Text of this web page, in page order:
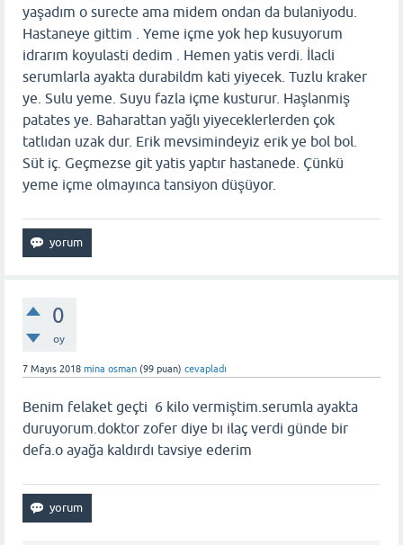
yaşadım o surecte ama midem ondan da bulaniyodu.
Hastaneye gittim . Yeme içme yok hep kusuyorum
idrarım koyulasti dedim . Hemen yatis verdi. İlacli
serumlarla ayakta durabildm kati yiyecek. Tuzlu kraker
ye. Sulu yeme. Suyu fazla içme kusturur. Haşlanmiş
patates ye. Baharattan yağlı yiyeceklerlerden çok
tatlıdan uzak dur. Erik mevsimindeyiz erik ye bol bol.
Süt iç. Geçmezse git yatis yaptır hastanede. Çünkü
yeme içme olmayınca tansiyon düşüyor.
0
oy
7 Mayıs 2018 mina osman (99 puan) cevapladı
Benim felaket geçti 6 kilo vermiştim.serumla ayakta
duruyorum.doktor zofer diye bı ilaç verdi günde bir
defa.o ayağa kaldırdı tavsiye ederim